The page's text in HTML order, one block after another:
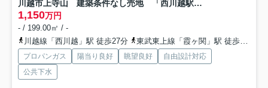
川越市上寺山 建築条件なし売地 「西川越駅」徒歩27分 敷地60坪 【山田小学区】
1,150万円
- / 199.00㎡ / -
川越線「西川越」駅 徒歩27分
東武東上線「霞ヶ関」駅 徒歩33分
プロパンガス 陽当り良好 眺望良好
自由設計対応
公共下水